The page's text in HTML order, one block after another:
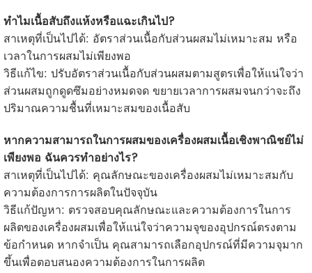
ทำไมเนื้อสับถึงแห้งหรือแฉะเกินไป?
สาเหตุที่เป็นไปได้: อัตราส่วนเนื้อกับส่วนผสมไม่เหมาะสม หรือ
เวลาในการผสมไม่เพียงพอ
วิธีแก้ไข: ปรับอัตราส่วนเนื้อกับส่วนผสมตามสูตรเพื่อให้แน่ใจว่า
ส่วนผสมถูกดูดซึมอย่างหมดจด ขยายเวลาการผสมจนกว่าจะถึง
ปริมาณความชื้นที่เหมาะสมของเนื้อสับ
หากความสามารถในการผสมของเครื่องผสมเนื้อเชิงพาณิชย์ไม่
เพียงพอ ฉันควรทำอย่างไร?
สาเหตุที่เป็นไปได้: คุณลักษณะของเครื่องผสมไม่เหมาะสมกับ
ความต้องการการผลิตในปัจจุบัน
วิธีแก้ปัญหา: ตรวจสอบคุณลักษณะและความต้องการในการ
ผลิตของเครื่องผสมเพื่อให้แน่ใจว่าความจุของอุปกรณ์ตรงตาม
ข้อกำหนด หากจำเป็น คุณสามารถเลือกอุปกรณ์ที่มีความจุมาก
ขึ้นเพื่อตอบสนองความต้องการในการผลิต